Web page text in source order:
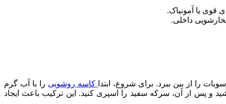
قوی یا آمونیاک.
داخلی.
را از بین ببرد. برای شروع، ابتدا کاسه روشویی را با آب گرم
پس از آن، سرکه سفید را اسپری کنید. این ترکیب باعث ایجاد